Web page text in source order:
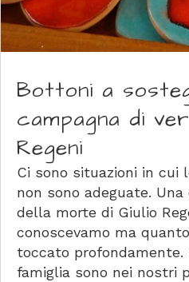
Bottoni a
campagna di
Regeni
Ci sono situazioni in cui
non sono adeguate.
della morte di Giulio
conoscevamo ma
toccato profondamente.
famiglia sono nei nostri